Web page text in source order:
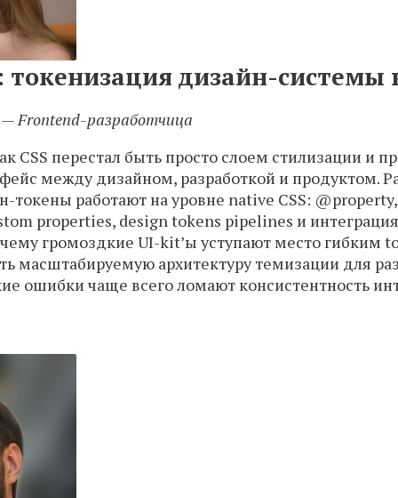
токенизация дизайн-системы
Frontend-разработчица
CSS перестал быть просто слоем стилизации и
между дизайном, разработкой и продуктом.
работают на уровне native CSS: @property,
properties, design tokens pipelines и
громоздкие UI-kit’ы уступают место гибким
масштабируемую архитектуру темизации для
ошибки чаще всего ломают консистентность